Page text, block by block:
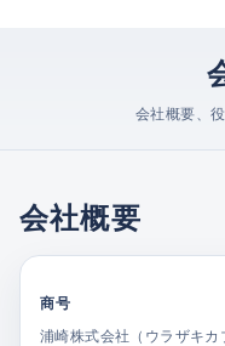
会社概要、
会社概要
商号
浦崎株式会社（ウラザキカ